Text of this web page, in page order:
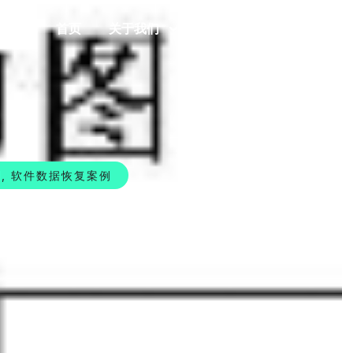
首页 关于我们
软件数据恢复案例